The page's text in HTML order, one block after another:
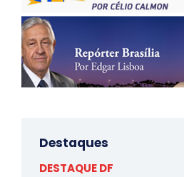
Destaques
DESTAQUE DF